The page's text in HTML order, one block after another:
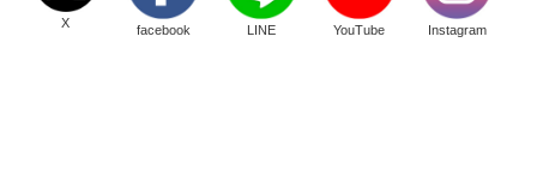
X facebook LINE YouTube Instagram